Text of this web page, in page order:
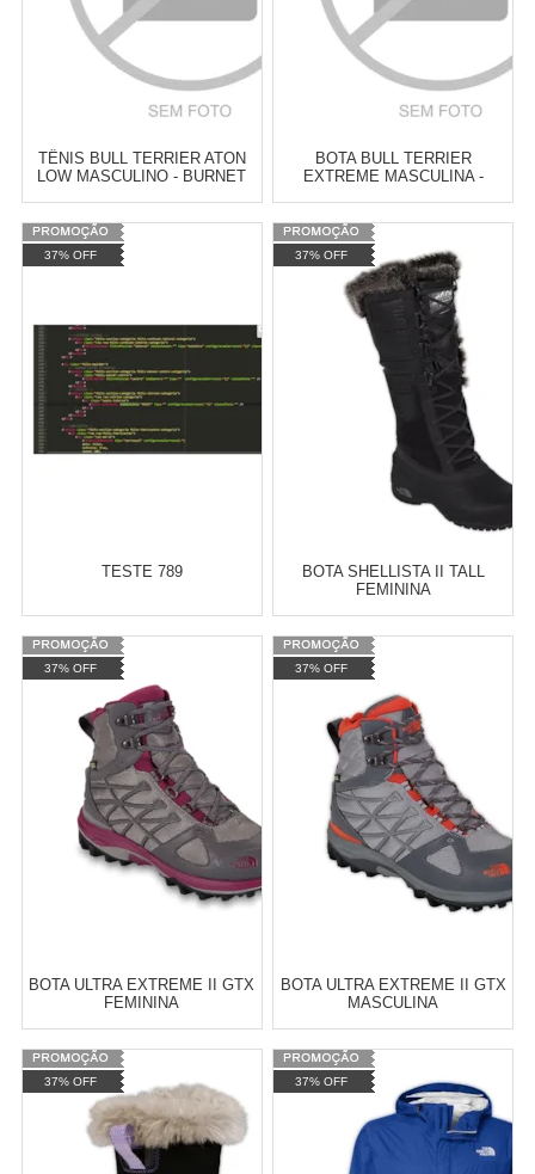
Varejo: R$ 4.050,70
Atacado: R$ 2.550,90
Revendedor)
de R$ 255,09
Cat:MASCULINO
TÊNIS BULL TERRIER ATON
LOW MASCULINO - BURNET
Varejo:
Atacado: R$
COMPRAR
BOTA BULL TERRIER
EXTREME MASCULINA -
Varejo:
Atacado: R$ 2.550,90 (Apenas
Revendedor)
x de R$ 255,09
Cat:PERFORMANCE
COMPRAR
37% OFF
TESTE 789
Varejo:
Atacado: R$ 2.550,90
Revendedor)
10 x de R$ 255,09
Cat:CALÇADOS
COMPRAR
37% OFF
BOTA SHELLISTA II TALL
FEMININA
Varejo:
Atacado: R$
Revendedor)
10 x de R$ 255,09
Cat:FEMININO
COMPRAR
37% OFF
BOTA ULTRA EXTREME II GTX
FEMININA
Varejo:
Atacado: R$ 2.550,90
(Apenas
Revendedor)
10 x de R$ 255,09
Cat:FEMININO
37% OFF
BOTA ULTRA EXTREME II GTX
MASCULINA
Cat:MASCULINO
37% OFF 37% OFF